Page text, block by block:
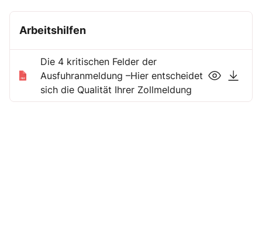
Arbeitshilfen
Die 4 kritischen Felder der
Ausfuhranmeldung –Hier entscheidet
sich die Qualität Ihrer Zollmeldung